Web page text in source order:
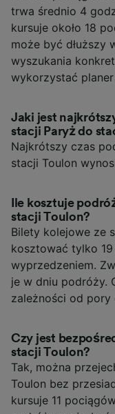
trwa średnio 4
kursuje około 18
może być dłuższy
wyszukania
wykorzystać
Jaki jest
stacji Paryż do
Najkrótszy czas
stacji Toulon
Ile kosztuje
stacji Toulon?
Bilety kolejowe ze
kosztować tylko
wyprzedzeniem.
je w dniu podróży.
zależności od pory
Czy jest
stacji Toulon?
Tak, można
Toulon bez
kursuje 11